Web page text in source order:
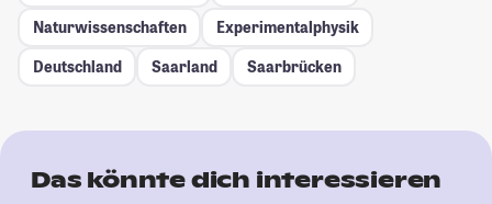
Naturwissenschaften
Experimentalphysik
Deutschland
Saarland Saarbrücken
Das könnte dich interessieren